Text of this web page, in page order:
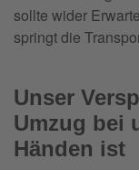
sollte wider
springt die
Unser
Umzug bei
Händen ist